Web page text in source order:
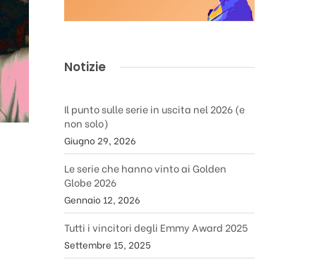
Notizie
Il punto sulle serie in uscita nel 2026 (e
non solo)
Giugno 29, 2026
Le serie che hanno vinto ai Golden
Globe 2026
Gennaio 12, 2026
Tutti i vincitori degli Emmy Award 2025
Settembre 15, 2025